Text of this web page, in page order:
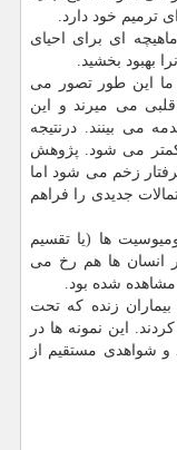
ترمیم خود دارد.
ای برای احیای
بهبود بخشید.
ما این طور تصور می
می میرند و این
می بینند. درنتیجه
کمتر می شود. پژوهش
زخم می شود اما
جدیدی را فراهم
ها (یا تقسیم
انسان ها هم رخ می
شده بود.
زنده که تحت
این نمونه ها در
و شواهدی مستقیم از